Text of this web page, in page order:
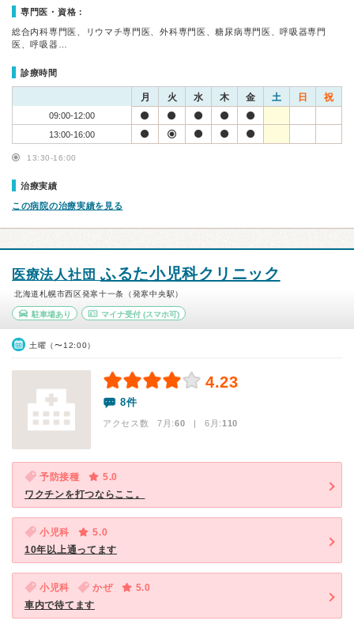
専門医・資格：
総合内科専門医、リウマチ専門医、外科専門医、糖尿病専門医、呼吸器専門
医、呼吸器…
診療時間
月 火 水 木 金 土 日 祝
09:00-12:00
13:00-16:00
13:30-16:00
治療実績
この病院の治療実績を見る
医療法人社団 ふるた小児科クリニック
北海道札幌市西区発寒十一条（発寒中央駅）
駐車場あり マイナ受付(スマホ可)
土曜（〜12:00）
4.23
8件
アクセス数 7月:60 | 6月:110
予防接種
5.0
ワクチンを打つならここ。
小児科
5.0
10年以上通ってます
小児科 かぜ
5.0
車内で待てます